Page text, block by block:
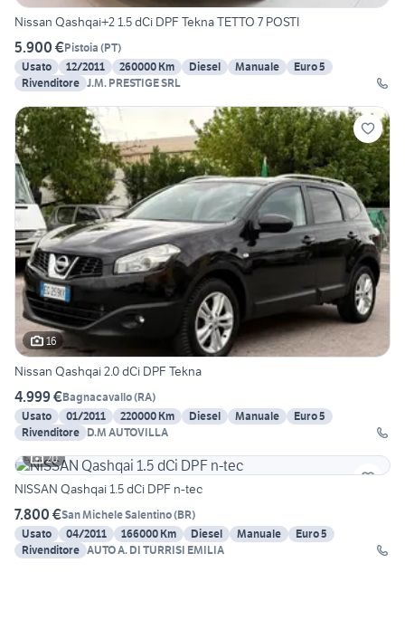
Nissan Qashqai+2 1.5 dCi DPF Tekna TETTO 7 POSTI
5.900 €Pistoia (PT)
Usato
12/2011 260000 Km Diesel Manuale
Euro 5
Rivenditore J.M. PRESTIGE SRL
16
Nissan Qashqai 2.0 dCi DPF Tekna
4.999 €Bagnacavallo(RA)
Usato
01/2011 220000 Km Diesel Manuale
Euro 5
Rivenditore D.M AUTOVILLA
20
NISSAN Qashqai 1.5 dCi DPF n-tec
7.800 €San Michele Salentino(BR)
Usato
04/2011 166000 Km Diesel Manuale
Euro 5
Rivenditore AUTO A. DI TURRISI EMILIA